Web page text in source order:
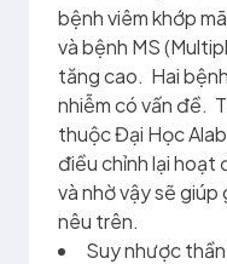
bệnh viêm khớp
và bệnh MS
tăng cao. Hai
nhiễm có vấn đề.
thuộc Đại Học
điều chỉnh lại hoạt
và nhờ vậy sẽ giúp
nêu trên.
Suy nhược